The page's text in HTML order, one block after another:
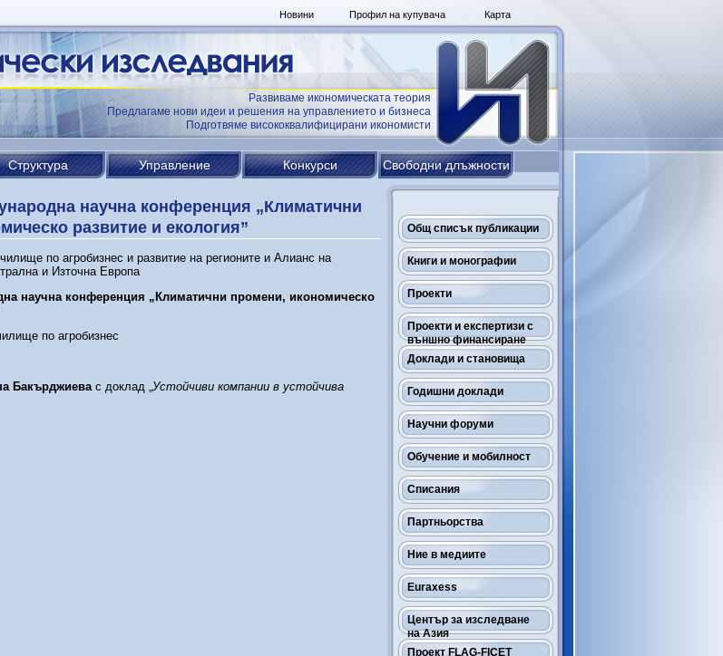
Карта
Профил на купувача
Новини
Развиваме икономическата теория
Предлагаме нови идеи и решения на управлението и бизнеса
Подготвяме висококвалифицирани икономисти
Структура Управление Конкурси Свободни длъжности
Общ списък публикации
Книги и монографии
Проекти
Проекти и експертизи с
външно финансиране
Доклади и становища
Годишни доклади
Научни форуми
Обучение и мобилност
Списания
Партньорства
Ние в медиите
Euraxess
Център за изследване
на Азия
Проект FLAG-FICET
научна конференция „Климатични
развитие и екология”
по агробизнес и развитие на регионите и Алианс на
и Източна Европа
научна конференция „Климатични промени, икономическо
по агробизнес
Бакърджиева с доклад „Устойчиви компании в устойчива